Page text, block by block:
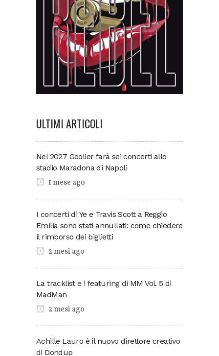
ULTIMI ARTICOLI
Nel 2027 Geolier farà sei concerti allo
stadio Maradona di Napoli
1 mese ago
I concerti di Ye e Travis Scott a Reggio
Emilia sono stati annullati: come chiedere
il rimborso dei biglietti
2 mesi ago
La tracklist e i featuring di MM Vol. 5 di
MadMan
2 mesi ago
Achille Lauro è il nuovo direttore creativo
di Dondup